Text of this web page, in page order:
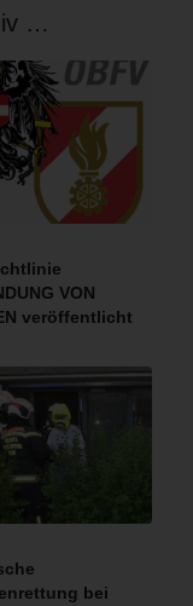
…
VON
veröffentlicht
bei